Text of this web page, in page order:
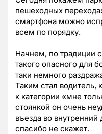
пешеходных
смартфона можно
всем по порядку.
Начнем, по традиции
такого опасного для
таки немного
Таким стал водитель,
к категории «мне
стоянкой он очень
въезда во
спасибо не скажет.